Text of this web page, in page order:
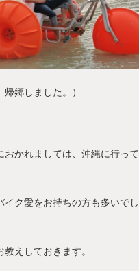
帰郷しました。）
おかれましては、沖縄に行っ
イク愛をお持ちの方も多いで
えしておきます。